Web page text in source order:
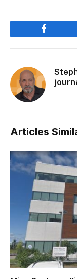
Facebook
Articles